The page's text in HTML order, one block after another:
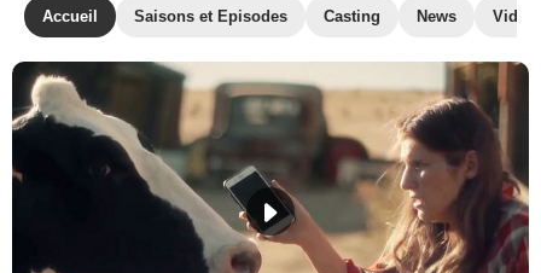
Accueil Saisons et Episodes Casting News